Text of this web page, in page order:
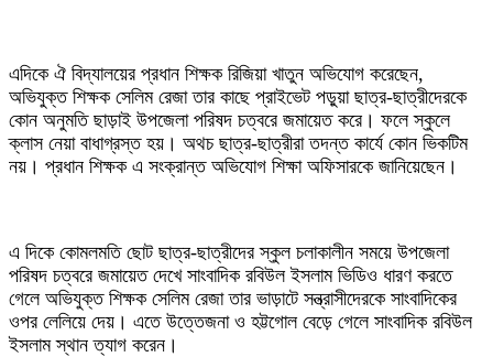
এদিকে ঐ বিদ্যালয়ের প্রধান শিক্ষক রিজিয়া খাতুন অভিযোগ করেছেন,
অভিযুক্ত শিক্ষক সেলিম রেজা তার কাছে প্রাইভেট পড়ুয়া ছাত্র-ছাত্রীদেরকে
কোন অনুমতি ছাড়াই উপজেলা পরিষদ চত্বরে জমায়েত করে। ফলে স্কুলে
ক্লাস নেয়া বাধাগ্রস্ত হয়। অথচ ছাত্র-ছাত্রীরা তদন্ত কার্যে কোন ভিকটিম
নয়। প্রধান শিক্ষক এ সংক্রান্ত অভিযোগ শিক্ষা অফিসারকে জানিয়েছেন।
এ দিকে কোমলমতি ছোট ছাত্র-ছাত্রীদের স্কুল চলাকালীন সময়ে উপজেলা
পরিষদ চত্বরে জমায়েত দেখে সাংবাদিক রবিউল ইসলাম ভিডিও ধারণ করতে
গেলে অভিযুক্ত শিক্ষক সেলিম রেজা তার ভাড়াটে সন্ত্রাসীদেরকে সাংবাদিকের
ওপর লেলিয়ে দেয়। এতে উত্তেজনা ও হট্টগোল বেড়ে গেলে সাংবাদিক রবিউল
ইসলাম স্থান ত্যাগ করেন।